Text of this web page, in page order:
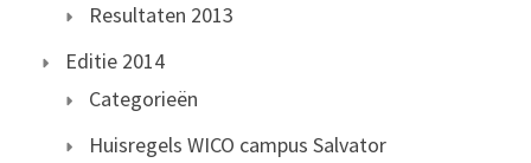
Resultaten 2013
Editie 2014
Categorieën
Huisregels WICO campus Salvator